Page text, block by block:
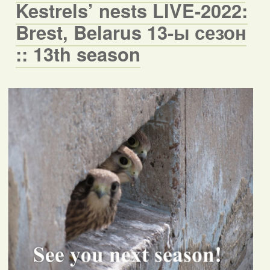
Kestrels’ nests LIVE-2022:
Brest, Belarus 13-ы сезон
:: 13th season